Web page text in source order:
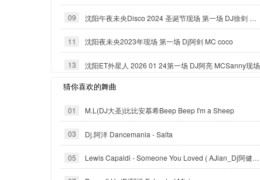
09 沈阳午夜未央Disco 2024 圣诞节现场 第一场 DJ徐剑 MC COCO
11 沈阳夜未央2023年现场 第一场 Dj阿剑 MC coco
13 沈阳ET外星人 2026 01 24第一场 DJ阿亮 MCSanny现场
猜你喜欢的舞曲
01 M.L(DJ大圣)比比安慕希Beep Beep I'm a Sheep
03 Dj.阿洋 Dancemania - Salta
05 Lewis Capaldi - Someone You Loved ( AJian_Dj阿健 official mix ）